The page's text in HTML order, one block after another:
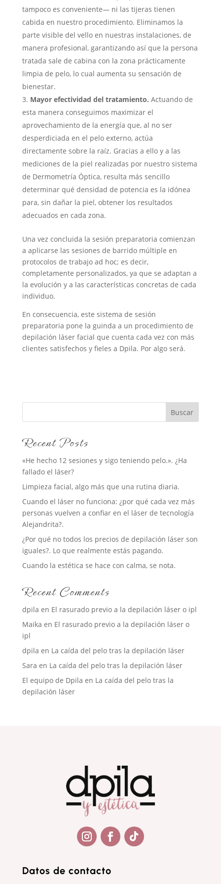
tampoco es conveniente— ni las tijeras tienen
cabida en nuestro procedimiento. Eliminamos la
parte visible del vello en nuestras instalaciones, de
manera profesional, garantizando así que la persona
tratada sale de cabina con la zona prácticamente
limpia de pelo, lo cual aumenta su sensación de
bienestar.
Mayor efectividad del tratamiento. Actuando de
esta manera conseguimos maximizar el
aprovechamiento de la energía que, al no ser
desperdiciada en el pelo externo, actúa
directamente sobre la raíz. Gracias a ello y a las
mediciones de la piel realizadas por nuestro sistema
de Dermometría Óptica, resulta más sencillo
determinar qué densidad de potencia es la idónea
para, sin dañar la piel, obtener los resultados
adecuados en cada zona.
Una vez concluida la sesión preparatoria comienzan
a aplicarse las sesiones de barrido múltiple en
protocolos de trabajo ad hoc; es decir,
completamente personalizados, ya que se adaptan a
la evolución y a las características concretas de cada
individuo.
En consecuencia, este sistema de sesión
preparatoria pone la guinda a un procedimiento de
depilación láser facial que cuenta cada vez con más
clientes satisfechos y fieles a Dpila. Por algo será.
Buscar
Recent Posts
«He hecho 12 sesiones y sigo teniendo pelo.». ¿Ha
fallado el láser?
Limpieza facial, algo más que una rutina diaria.
Cuando el láser no funciona: ¿por qué cada vez más
personas vuelven a confiar en el láser de tecnología
Alejandrita?.
¿Por qué no todos los precios de depilación láser son
iguales?. Lo que realmente estás pagando.
Cuando la estética se hace con calma, se nota.
Recent Comments
dpila en El rasurado previo a la depilación láser o ipl
Maika en El rasurado previo a la depilación láser o
ipl
dpila en La caída del pelo tras la depilación láser
Sara en La caída del pelo tras la depilación láser
El equipo de Dpila en La caída del pelo tras la
depilación láser
Datos de contacto